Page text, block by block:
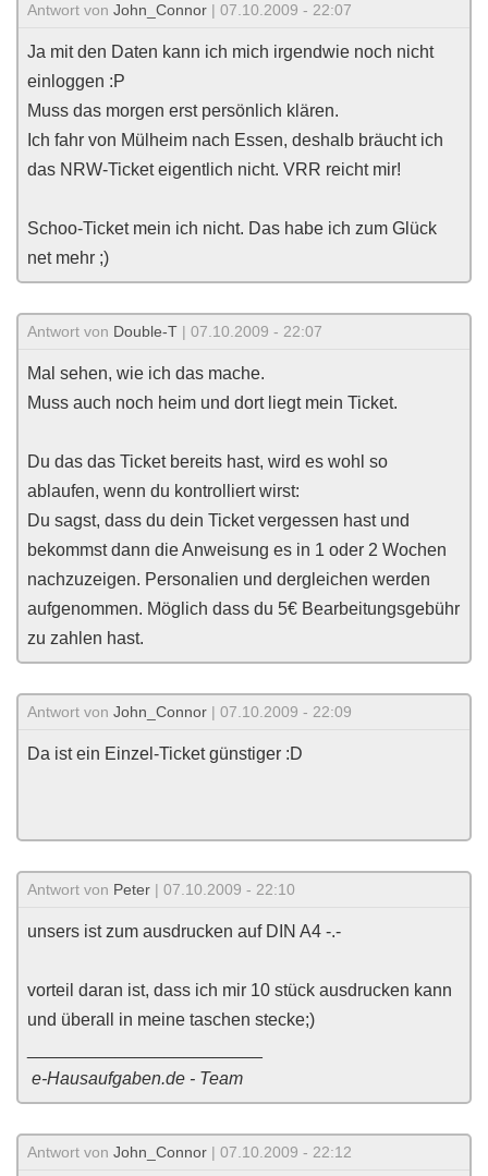
Antwort von John_Connor | 07.10.2009 - 22:07
Ja mit den Daten kann ich mich irgendwie noch nicht
einloggen :P
Muss das morgen erst persönlich klären.
Ich fahr von Mülheim nach Essen, deshalb bräucht ich
das NRW-Ticket eigentlich nicht. VRR reicht mir!
Schoo-Ticket mein ich nicht. Das habe ich zum Glück
net mehr ;)
Antwort von Double-T | 07.10.2009 - 22:07
Mal sehen, wie ich das mache.
Muss auch noch heim und dort liegt mein Ticket.
Du das das Ticket bereits hast, wird es wohl so
ablaufen, wenn du kontrolliert wirst:
Du sagst, dass du dein Ticket vergessen hast und
bekommst dann die Anweisung es in 1 oder 2 Wochen
nachzuzeigen. Personalien und dergleichen werden
aufgenommen. Möglich dass du 5€ Bearbeitungsgebühr
zu zahlen hast.
Antwort von John_Connor | 07.10.2009 - 22:09
Da ist ein Einzel-Ticket günstiger :D
Antwort von Peter | 07.10.2009 - 22:10
unsers ist zum ausdrucken auf DIN A4 -.-
vorteil daran ist, dass ich mir 10 stück ausdrucken kann
und überall in meine taschen stecke;)
e-Hausaufgaben.de - Team
Antwort von John_Connor | 07.10.2009 - 22:12